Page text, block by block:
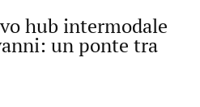
hub intermodale
un ponte tra